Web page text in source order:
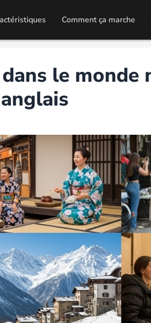
Comment ça marche
le monde
anglais